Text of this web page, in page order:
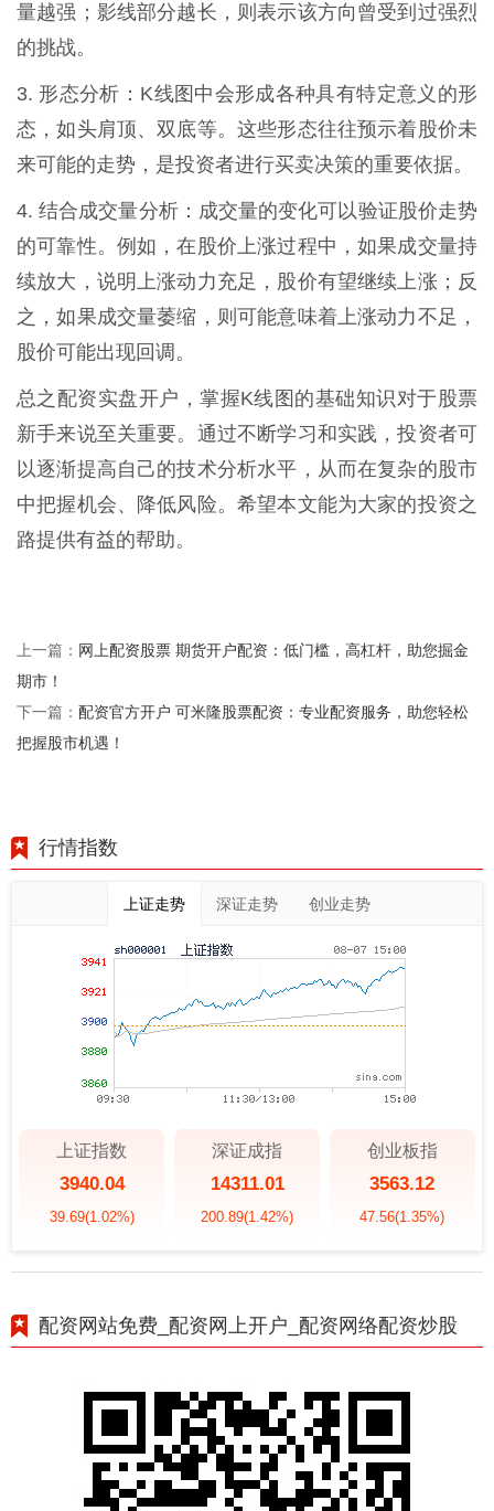
量越强；影线部分越长，则表示该方向曾受到过强烈
的挑战。
3. 形态分析：K线图中会形成各种具有特定意义的形
态，如头肩顶、双底等。这些形态往往预示着股价未
来可能的走势，是投资者进行买卖决策的重要依据。
4. 结合成交量分析：成交量的变化可以验证股价走势
的可靠性。例如，在股价上涨过程中，如果成交量持
续放大，说明上涨动力充足，股价有望继续上涨；反
之，如果成交量萎缩，则可能意味着上涨动力不足，
股价可能出现回调。
总之配资实盘开户，掌握K线图的基础知识对于股票
新手来说至关重要。通过不断学习和实践，投资者可
以逐渐提高自己的技术分析水平，从而在复杂的股市
中把握机会、降低风险。希望本文能为大家的投资之
路提供有益的帮助。
上一篇： 网上配资股票 期货开户配资：低门槛，高杠杆，助您掘金
期市！
下一篇： 配资官方开户 可米隆股票配资：专业配资服务，助您轻松
把握股市机遇！
行情指数
上证走势 深证走势 创业走势
上证指数
3940.04
39.69(1.02%)
深证成指
14311.01
200.89(1.42%)
创业板指
3563.12
47.56(1.35%)
配资网站免费_配资网上开户_配资网络配资炒股